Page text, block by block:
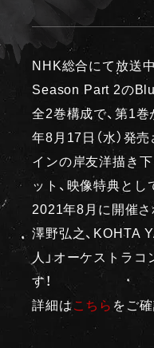
NHK総合にて放送
Season Part 2の
全2巻構成で、第1巻
年8月17日（水）発
インの岸友洋描き
ット、映像特典と
2021年8月に開催さ
澤野弘之、KOHTA
人」オーケストラ
す！
詳細はこちら をご